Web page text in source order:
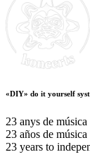
«DIY» do it yourself
23 anys de
23 años de
23 years to